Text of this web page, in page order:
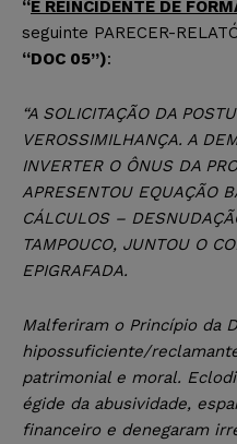
“É REINCIDENTE DE
seguinte PARECER-
“DOC 05”):
“A SOLICITAÇÃO DA
VEROSSIMILHANÇA. A
INVERTER O ÔNUS DA
APRESENTOU EQUAÇÃO
CÁLCULOS –
TAMPOUCO, JUNTOU O
EPIGRAFADA.
Malferiram o Princípio da
hipossuficiente/
patrimonial e moral.
égide da abusividade,
financeiro e denegaram